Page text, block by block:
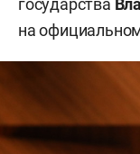
государства
на